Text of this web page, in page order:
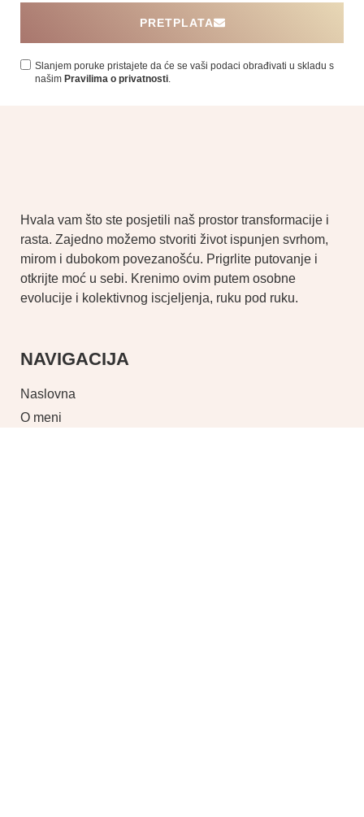
Slanjem poruke pristajete da će se vaši podaci obrađivati ​​u skladu s
našim Pravilima o privatnosti
PRETPLATA
Hvala vam što ste posjetili naš prostor transformacije i
rasta. Zajedno možemo stvoriti život ispunjen svrhom,
mirom i dubokom povezanošću. Prigrlite putovanje i
otkrijte moć u sebi. Krenimo ovim putem osobne
evolucije i kolektivnog iscjeljenja, ruku pod ruku.
NAVIGACIJA
Naslovna
O meni